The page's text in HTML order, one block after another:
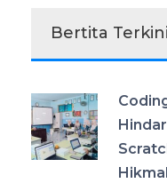
Bertita Terkini